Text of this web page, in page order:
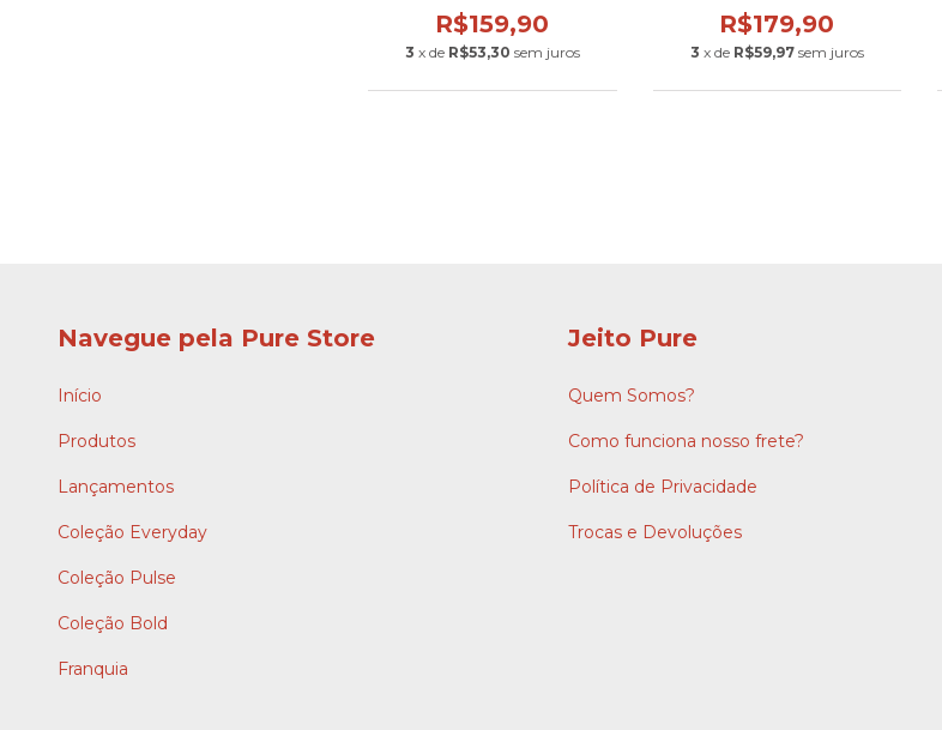
Transparência
R$159,90
3 x de R$53,30 sem juros
R$179,90
3 x de R$59,97 sem juros
Navegue pela Pure Store
Início
Produtos
Lançamentos
Coleção Everyday
Coleção Pulse
Coleção Bold
Franquia
Jeito Pure
Quem Somos?
Como funciona nosso frete?
Política de Privacidade
Trocas e Devoluções